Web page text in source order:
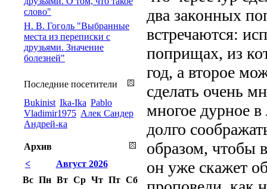
два законных
встречаются:
поприщах, из
год, а второе
сделать очень
многое дурное
долго
образом, чтобы
он уже скажет
слово"
Н. В. Гоголь "Выбранные
места из переписки с
друзьями. Значение
болезней"
Последние посетители
Bukinist Ika-Ika Pablo
Vladimir1975 Алек Сандер
Андрей-ка
Архив
<
Август 2026
Вс Пн Вт Ср Чт Пт Сб